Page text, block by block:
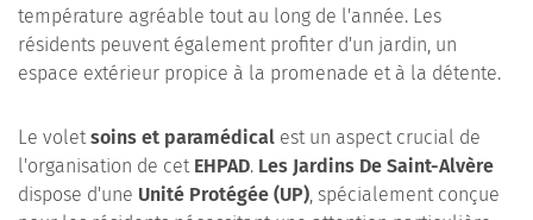
température agréable tout au long de l'année. Les
résidents peuvent également profiter d'un jardin, un
espace extérieur propice à la promenade et à la détente.
Le voletsoins et paramédical est un aspect crucial de
l'organisation de cet EHPAD. Les Jardins De Saint-Alvère
dispose d'une Unité Protégée (UP), spécialement conçue